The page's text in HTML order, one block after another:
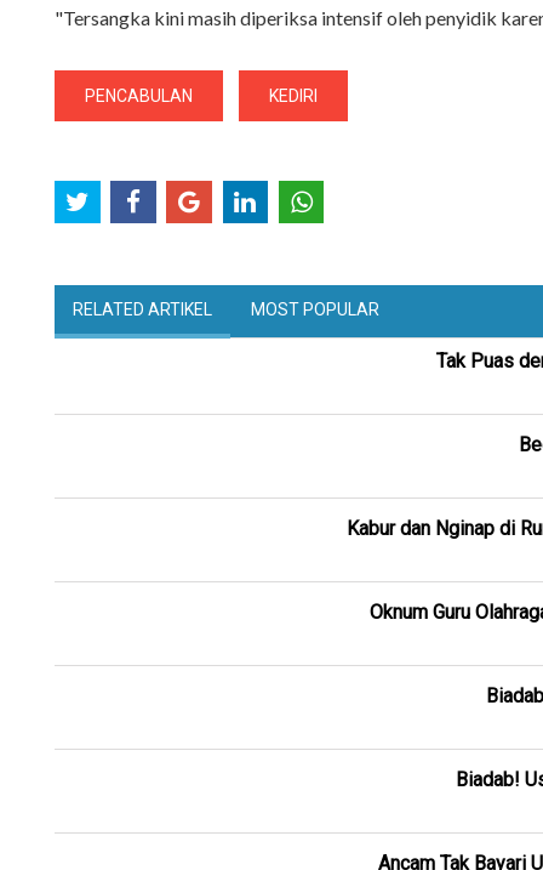
"Tersangka kini masih diperiksa intensif oleh penyidik
PENCABULAN KEDIRI
RELATED ARTIKEL MOST POPULAR
Tak Puas
Kabur dan Nginap di
Oknum Guru
Biadab!
Ancam Tak Bayari